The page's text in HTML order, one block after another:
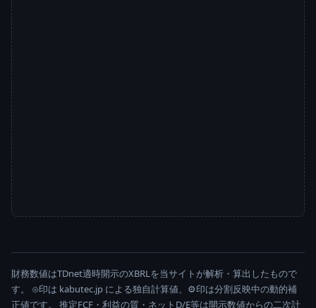
財務数値はTDnet適時開示のXBRLを当サイトが解析・算出したもので
す。 ⊙印は kabutec.jp による独自計算値、⚙印は分割反映中の動的補
正値です。 推定FCF・利益の質・ネットD/E等は開示数値からの二次計